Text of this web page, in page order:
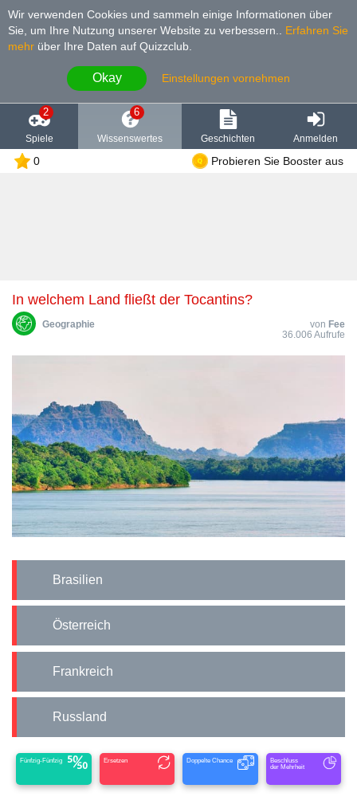
Wir verwenden Cookies und sammeln einige Informationen über
Sie, um Ihre Nutzung unserer Website zu verbessern.
Erfahren Sie
mehr über Ihre Daten auf Quizzclub.
Okay Einstellungen vornehmen
2
Spiele
6
Wissenswertes Geschichten Anmelden
0 Probieren Sie Booster aus
In welchem Land fließt der Tocantins?
Geographie von Fee
36.006 Aufrufe
Brasilien
Österreich
Frankreich
Russland
Fünfzig-Fünfzig Ersetzen Doppelte Chance
Beschluss
der Mehrheit